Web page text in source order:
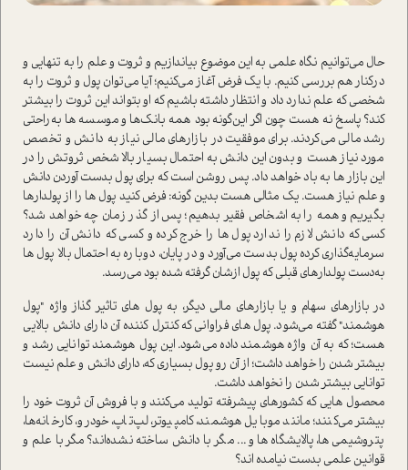
حال می‌توانیم نگاه علمی به این موضوع بیاندازیم و ثروت و علم را به تنهایی و
در‌کنار هم بررسی کنیم. با یک فرض آغاز می‌کنیم؛ آیا می‌توان پول و ثروت را به
شخصی که علم ندارد داد و انتظار داشته باشیم که او بتواند این ثروت را بیشتر
کند؟ پاسخ نه هست چون اگر این‌گونه بود همه بانک‌ها و موسسه ها به‌راحتی
رشد مالی می‌کردند. برای موفقیت در بازار‌های مالی نیاز به دانش و تخصص
مورد نیاز هست و بدون این دانش به احتمال بسیار بالا شخص ثروتش را در
این بازار ها به باد خواهد داد. پس روشن ا‌ست که برای پول بدست آوردن دانش
و علم نیاز هست. یک مثالی هست بدین گونه: فرض کنید پول ها را از پولدارها
بگیریم و همه را به اشخاص فقیر بدهیم؛ پس از گذر زمان چه خواهد شد؟
کسی که دانش لازم را ندارد پول ها را خرج کرده و کسی که دانش آن را دارد
سرمایه‌گذاری کرده پول بدست می‌آورد و در پایان، دوباره به احتمال بالا پول ها
به‌دست پولدارهای قبلی که پول ازشان گرفته شده بود می‌رسد.
در بازار‌های سهام و یا بازار‌های مالی دیگر، به پول های تاثیر گذاز واژه "پول
هوشمند" گفته می‌شود. پول های فراوانی که کنترل کننده آن دارای دانش بالایی
هست؛ که به آن واژه هوشمند داده می‌شود. این پول هوشمند توانایی رشد و
بیشتر شدن را خواهد داشت؛ از آن رو پول بسیاری که، دارای دانش و علم نیست
توانایی بیشتر شدن را نخواهد داشت.
محصول هایی که کشورهای پیشرفته تولید می‌کنند و با فروش آن ثروت خود را
بیشتر می‌کنند؛ مانند موبایل هوشمند، کامپیوتر، لپ‌تاپ، خودرو، کارخانه‌ها،
پتروشیمی ها، پالایشگاه ها و ... مگر با دانش ساخته نشده‌اند؟ مگر با علم و
قوانین علمی بدست نیامده اند؟